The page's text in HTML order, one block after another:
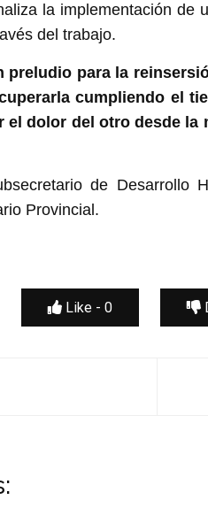
la implementación de
del trabajo.
para la
cumpliendo el
el dolor del otro desde
de Desarrollo
Provincial.
Like - 0